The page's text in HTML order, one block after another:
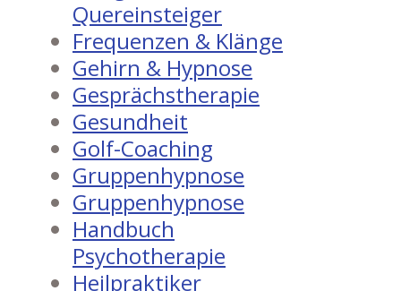
Quereinsteiger
Frequenzen & Klänge
Gehirn & Hypnose
Gesprächstherapie
Gesundheit
Golf-Coaching
Gruppenhypnose
Gruppenhypnose
Handbuch
Psychotherapie
Heilpraktiker